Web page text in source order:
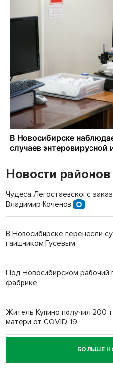
Новости районов
Чудеса Легостаевского
Владимир Коченов
В Новосибирске перенесли
гаишником Гусевым
Под Новосибирском рабочий
фабрике
Житель Купино получил 200
матери от COVID-19
Новосибирский суд наказал
пенсионерки на вокзале
БОЛЬШЕ